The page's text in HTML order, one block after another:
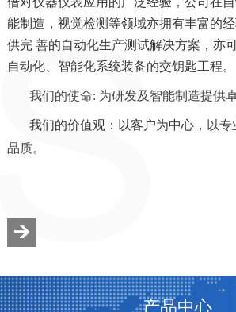
能制造，视觉检测等领域亦拥有丰富的
供完 善的自动化生产测试解决方案，亦
自动化、智能化系统装备的交钥匙工程。
我们的使命: 为研发及智能制造提供卓
我们的价值观：以客户为中心， 以
品质。
产品中心